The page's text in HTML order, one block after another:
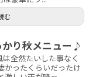
む
り秋メニュー♪
全然たいした事なく
かったくらいだったけ